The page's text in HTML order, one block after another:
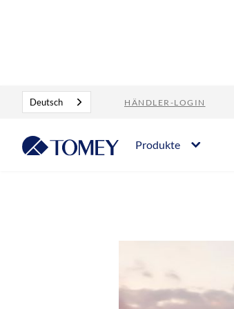
Deutsch HÄNDLER-LOGIN
Produkte
Blog Besuchen Sie uns auf der ESCRS 2025